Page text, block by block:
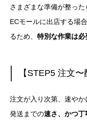
さまざまな準備が整った
ECモールに出店する場
るため、 特別な作業は必
【STEP5 注文〜
注文が入り次第、速やか
発送までの速さ、かつ丁